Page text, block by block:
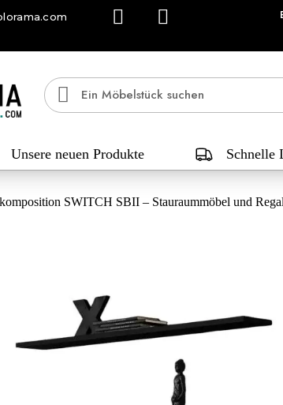
Unsere neuen Produkte Schnelle
SWITCH SBII – Stauraummöbel und